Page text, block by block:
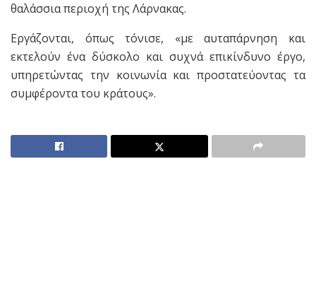
θαλάσσια περιοχή της Λάρνακας.
Εργάζονται, όπως τόνισε, «με αυταπάρνηση και
εκτελούν ένα δύσκολο και συχνά επικίνδυνο έργο,
υπηρετώντας την κοινωνία και προστατεύοντας τα
συμφέροντα του κράτους».